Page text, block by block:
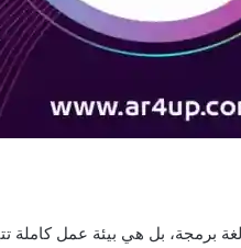
برمجة، بل هي بيئة عمل كاملة